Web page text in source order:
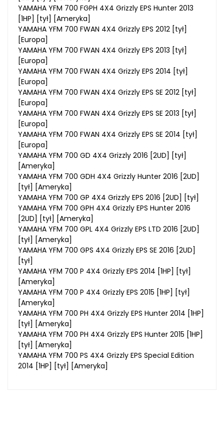
YAMAHA YFM 700 FGPH 4X4 Grizzly EPS Hunter 2013
[1HP] [tył] [Ameryka]
YAMAHA YFM 700 FWAN 4X4 Grizzly EPS 2012 [tył]
[Europa]
YAMAHA YFM 700 FWAN 4X4 Grizzly EPS 2013 [tył]
[Europa]
YAMAHA YFM 700 FWAN 4X4 Grizzly EPS 2014 [tył]
[Europa]
YAMAHA YFM 700 FWAN 4X4 Grizzly EPS SE 2012 [tył]
[Europa]
YAMAHA YFM 700 FWAN 4X4 Grizzly EPS SE 2013 [tył]
[Europa]
YAMAHA YFM 700 FWAN 4X4 Grizzly EPS SE 2014 [tył]
[Europa]
YAMAHA YFM 700 GD 4X4 Grizzly 2016 [2UD] [tył]
[Ameryka]
YAMAHA YFM 700 GDH 4X4 Grizzly Hunter 2016 [2UD]
[tył] [Ameryka]
YAMAHA YFM 700 GP 4X4 Grizzly EPS 2016 [2UD] [tył]
YAMAHA YFM 700 GPH 4X4 Grizzly EPS Hunter 2016
[2UD] [tył] [Ameryka]
YAMAHA YFM 700 GPL 4X4 Grizzly EPS LTD 2016 [2UD]
[tył] [Ameryka]
YAMAHA YFM 700 GPS 4X4 Grizzly EPS SE 2016 [2UD]
[tył]
YAMAHA YFM 700 P 4X4 Grizzly EPS 2014 [1HP] [tył]
[Ameryka]
YAMAHA YFM 700 P 4X4 Grizzly EPS 2015 [1HP] [tył]
[Ameryka]
YAMAHA YFM 700 PH 4X4 Grizzly EPS Hunter 2014 [1HP]
[tył] [Ameryka]
YAMAHA YFM 700 PH 4X4 Grizzly EPS Hunter 2015 [1HP]
[tył] [Ameryka]
YAMAHA YFM 700 PS 4X4 Grizzly EPS Special Edition
2014 [1HP] [tył] [Ameryka]